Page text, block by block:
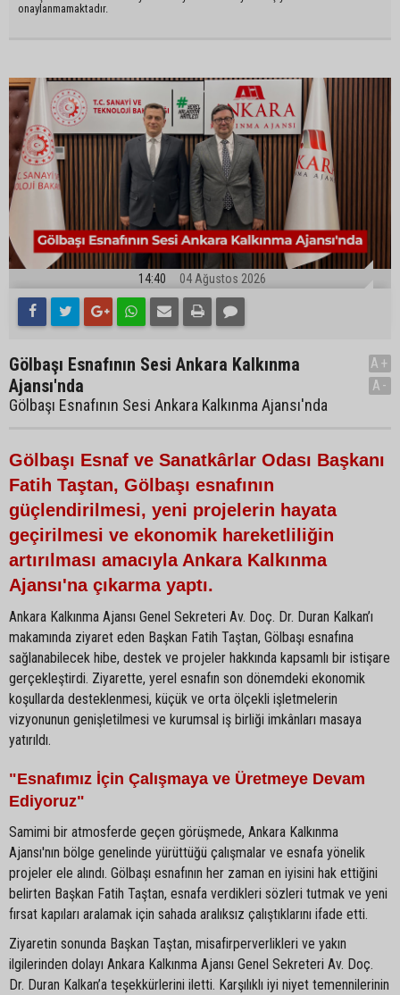
onaylanmamaktadır.
14:40 04 Ağustos 2026
Gölbaşı Esnafının Sesi Ankara Kalkınma
Ajansı'nda
Gölbaşı Esnafının Sesi Ankara Kalkınma Ajansı'nda
A+
A-
Gölbaşı Esnaf ve Sanatkârlar Odası Başkanı
Fatih Taştan, Gölbaşı esnafının
güçlendirilmesi, yeni projelerin hayata
geçirilmesi ve ekonomik hareketliliğin
artırılması amacıyla Ankara Kalkınma
Ajansı'na çıkarma yaptı.
Ankara Kalkınma Ajansı Genel Sekreteri Av. Doç. Dr. Duran Kalkan’ı
makamında ziyaret eden Başkan Fatih Taştan, Gölbaşı esnafına
sağlanabilecek hibe, destek ve projeler hakkında kapsamlı bir istişare
gerçekleştirdi. Ziyarette, yerel esnafın son dönemdeki ekonomik
koşullarda desteklenmesi, küçük ve orta ölçekli işletmelerin
vizyonunun genişletilmesi ve kurumsal iş birliği imkânları masaya
yatırıldı.
"Esnafımız İçin Çalışmaya ve Üretmeye Devam
Ediyoruz"
Samimi bir atmosferde geçen görüşmede, Ankara Kalkınma
Ajansı'nın bölge genelinde yürüttüğü çalışmalar ve esnafa yönelik
projeler ele alındı. Gölbaşı esnafının her zaman en iyisini hak ettiğini
belirten Başkan Fatih Taştan, esnafa verdikleri sözleri tutmak ve yeni
fırsat kapıları aralamak için sahada aralıksız çalıştıklarını ifade etti.
Ziyaretin sonunda Başkan Taştan, misafirperverlikleri ve yakın
ilgilerinden dolayı Ankara Kalkınma Ajansı Genel Sekreteri Av. Doç.
Dr. Duran Kalkan’a teşekkürlerini iletti. Karşılıklı iyi niyet temennilerinin